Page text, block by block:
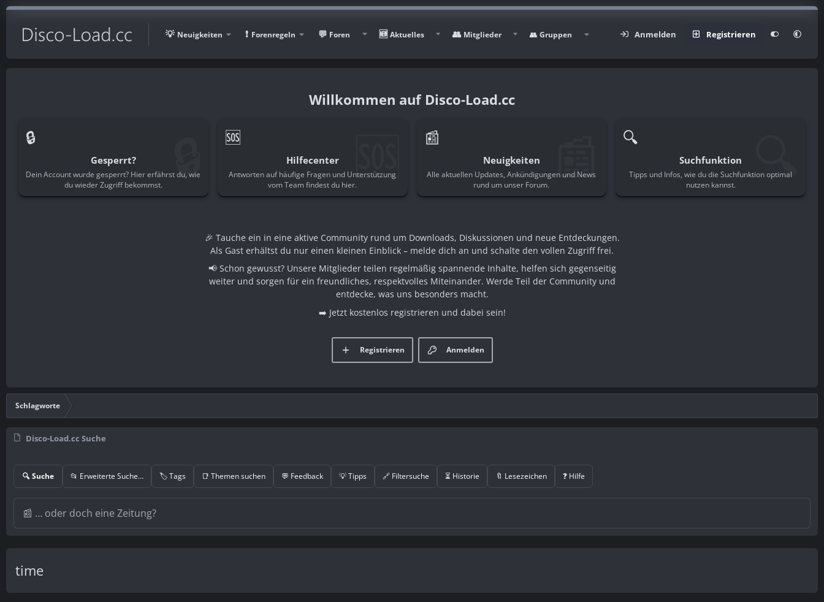
Neuigkeiten Forenregeln Foren Aktuelles Mitglieder Gruppen Anmelden Registrieren
Disco-Load.cc
🔒
Gesperrt?
Dein Account wurde gesperrt? Hier erfährst du, wie
du wieder Zugriff bekommst.
🔒 🆘
Hilfecenter
Antworten auf häufige Fragen und Unterstützung
vom Team findest du hier.🆘 📰
Neuigkeiten
Alle aktuellen Updates, Ankündigungen und News
rund um unser Forum. 📰 🔍
Suchfunktion
Tipps und Infos, wie du die Suchfunktion optimal
nutzen kannst.
🔍
🎉 Tauche ein in eine aktive Community rund um Downloads, Diskussionen und neue Entdeckungen.
Als Gast erhältst du nur einen kleinen Einblick – melde dich an und schalte den vollen Zugriff frei.
📢 Schon gewusst? Unsere Mitglieder teilen regelmäßig spannende Inhalte, helfen sich gegenseitig
weiter und sorgen für ein freundliches, respektvolles Miteinander. Werde Teil der Community und
entdecke, was uns besonders macht.
➡️ Jetzt kostenlos registrieren und dabei sein!
Anmelden
Registrieren
Schlagworte
Disco-Load.cc Suche
🔍 Suche 📂 Erweiterte Suche… 🏷️ Tags 📑 Themen suchen 💬 Feedback 💡 Tipps 🔗 Filtersuche ⏳ Historie 🔖 Lesezeichen ❓ Hilfe
time